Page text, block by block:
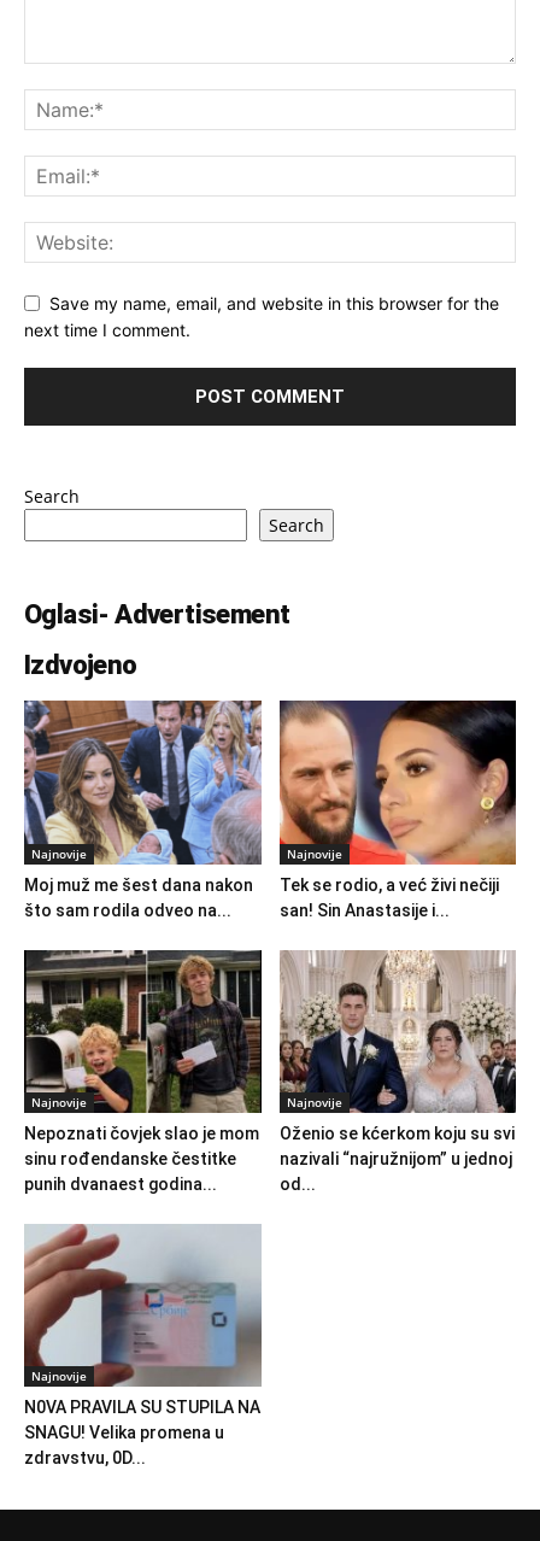
Save my name, email, and website in this browser for the
next time I comment.
Search
Search
Oglasi- Advertisement
Izdvojeno
Najnovije
Moj muž me šest dana nakon
što sam rodila odveo na...
Najnovije
Tek se rodio, a već živi nečiji
san! Sin Anastasije i...
Najnovije
Nepoznati čovjek slao je mom
sinu rođendanske čestitke
punih dvanaest godina...
Najnovije
Oženio se kćerkom koju su svi
nazivali “najružnijom” u jednoj
od...
Najnovije
N0VA PRAVlLA SU STUPILA NA
SNAGU! Velika promena u
zdravstvu, 0D...